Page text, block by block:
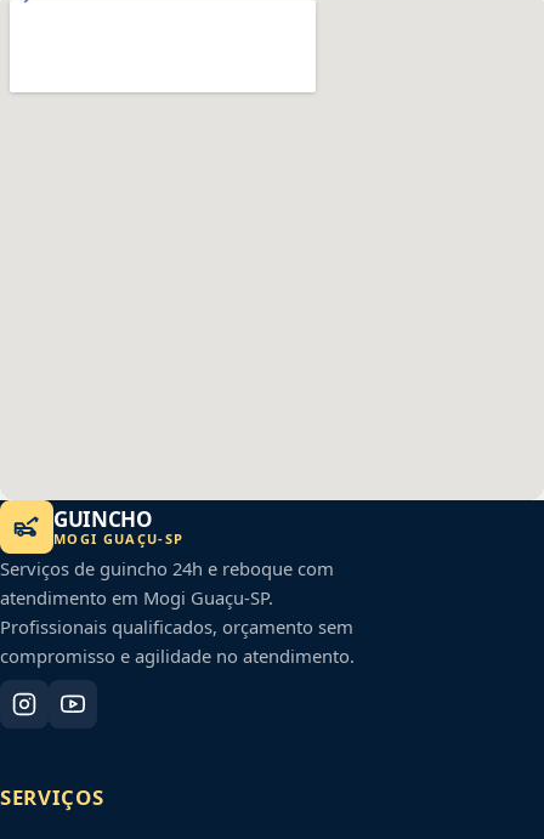
GUINCHO
MOGI GUAÇU-SP
Serviços de guincho 24h e reboque com
atendimento em Mogi Guaçu-SP.
Profissionais qualificados, orçamento sem
compromisso e agilidade no atendimento.
SERVIÇOS